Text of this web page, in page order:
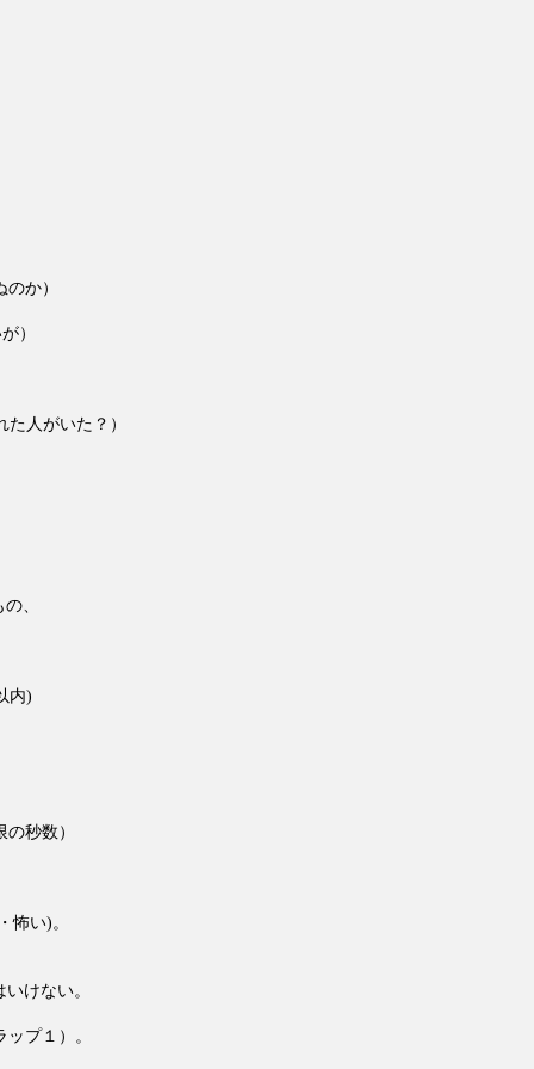
か）
）
人がいた？）
、
内)
秒数）
怖い)。
けない。
プ１）。